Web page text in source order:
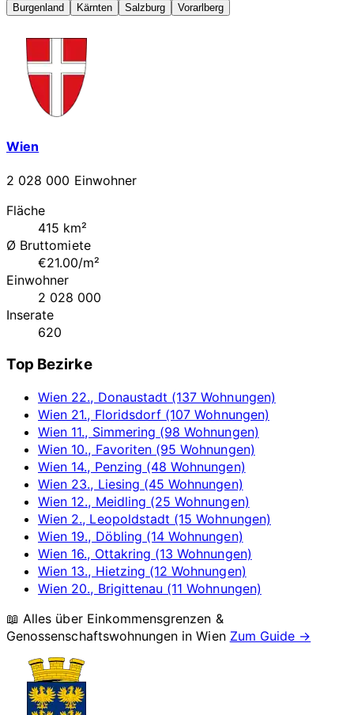
Burgenland
Kärnten Salzburg Vorarlberg
Wien
2 028 000 Einwohner
Fläche
415 km²
Ø Bruttomiete
€21.00/m²
Einwohner
2 028 000
Inserate
620
Top Bezirke
Wien 22., Donaustadt (137 Wohnungen)
Wien 21., Floridsdorf (107 Wohnungen)
Wien 11., Simmering (98 Wohnungen)
Wien 10., Favoriten (95 Wohnungen)
Wien 14., Penzing (48 Wohnungen)
Wien 23., Liesing (45 Wohnungen)
Wien 12., Meidling (25 Wohnungen)
Wien 2., Leopoldstadt (15 Wohnungen)
Wien 19., Döbling (14 Wohnungen)
Wien 16., Ottakring (13 Wohnungen)
Wien 13., Hietzing (12 Wohnungen)
Wien 20., Brigittenau (11 Wohnungen)
📖 Alles über Einkommensgrenzen &
Genossenschaftswohnungen inWien Zum Guide →